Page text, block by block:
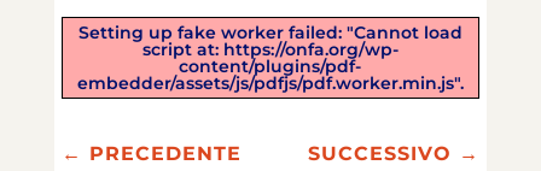
Setting up fake worker failed: "Cannot load
script at: https://onfa.org/wp-
content/plugins/pdf-
embedder/assets/js/pdfjs/pdf.worker.min.js".
← PRECEDENTE SUCCESSIVO →